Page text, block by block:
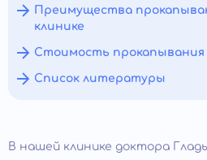
Преимущества
клинике
Стоимость прокапывания
Список литературы
В нашей клинике доктора